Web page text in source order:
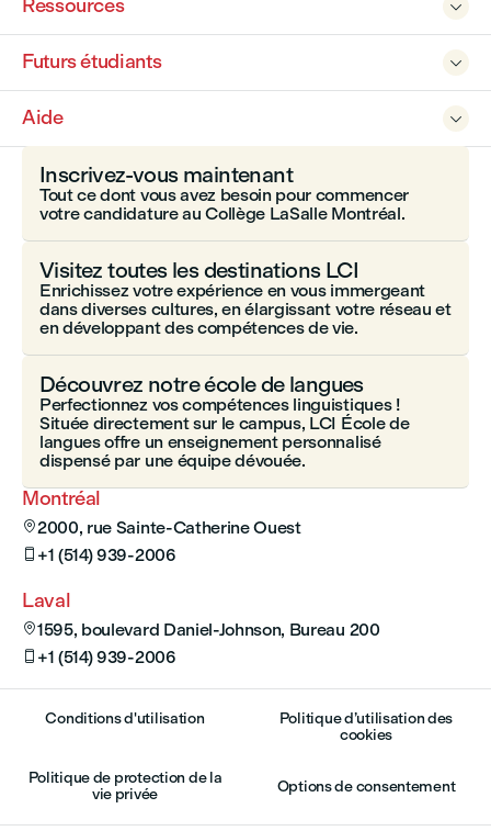

Ressources

Futurs étudiants

Aide
Montréal
2000, rue Sainte-Catherine Ouest
 +1 (514) 939-2006
Laval
1595, boulevard Daniel-Johnson, Bureau 200
 +1 (514) 939-2006
Inscrivez-vous maintenant
Tout ce dont vous avez besoin pour commencer
votre candidature au Collège LaSalle Montréal.
Visitez toutes les destinations LCI
Enrichissez votre expérience en vous immergeant
dans diverses cultures, en élargissant votre réseau et
en développant des compétences de vie.
Découvrez notre école de langues
Perfectionnez vos compétences linguistiques !
Située directement sur le campus, LCI École de
langues offre un enseignement personnalisé
dispensé par une équipe dévouée.
Conditions d'utilisation
Politique d’utilisation des
cookies
Politique de protection de la
vie privée
Options de consentement